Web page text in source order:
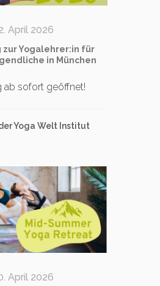
April 2026
zur Yogalehrer:in für
in München
ab sofort geöffnet!
Yoga Welt Institut
April 2026